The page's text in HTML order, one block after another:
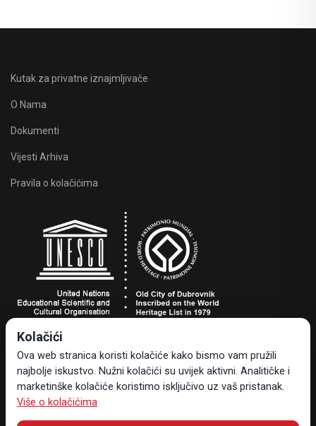
Kutak za privatne iznajmljivače
O Nama
Dokumenti
Vijesti Arhiva
Pravila o kolačićima
Turistička zajednica grada Dubrovnika
Dr. Ante Starčevića 24, 20000 Dubrovnik, Hrvatska
Tel +385 20 323-887
info@tzdubrovnik.hr
Kolačići
Ova web stranica koristi kolačiće kako bismo vam pružili
najbolje iskustvo. Nužni kolačići su uvijek aktivni. Analitičke i
marketinške kolačiće koristimo isključivo uz vaš pristanak.
Više o kolačićima